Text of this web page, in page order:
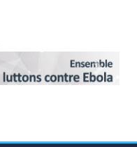
Next